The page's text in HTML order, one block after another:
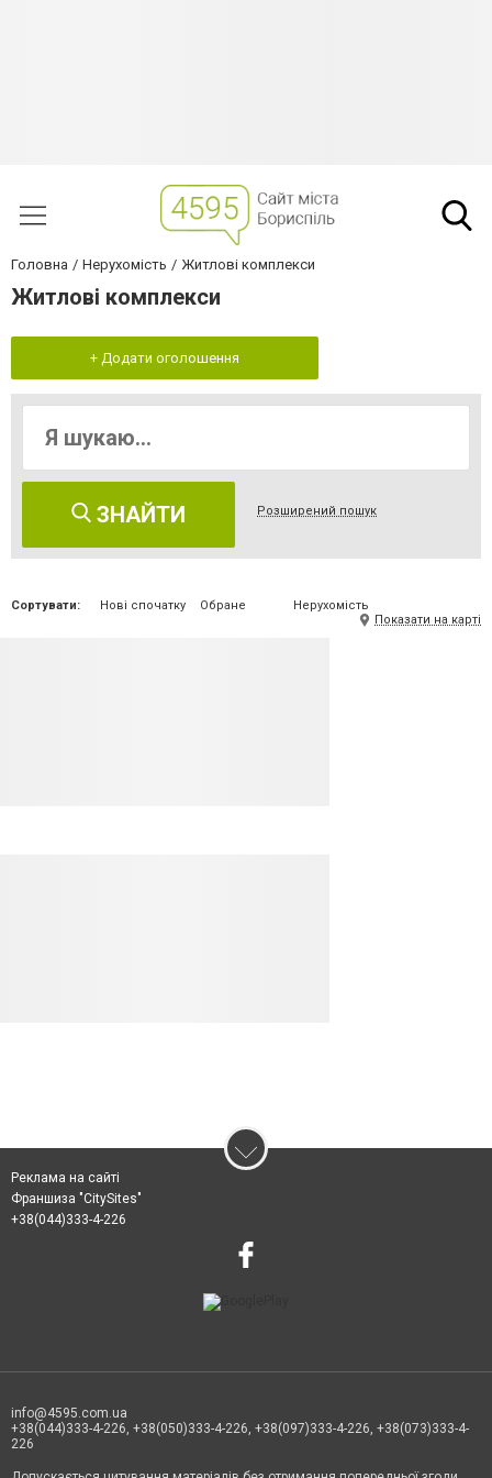
Головна Нерухомість Житлові комплекси
Житлові комплекси
+ Додати оголошення
ЗНАЙТИ Розширений пошук
Сортувати: Нові спочатку Обране
Нерухомість
Показати на карті
Реклама на сайті
Франшиза "CitySites"
+38(044)333-4-226
info@4595.com.ua
+38(044)333-4-226, +38(050)333-4-226, +38(097)333-4-226, +38(073)333-4-
226